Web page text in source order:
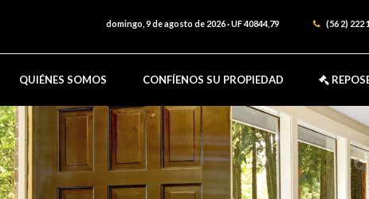
domingo, 9 de agosto de 2026·UF 40844,79 (56 2) 222
QUIÉNES SOMOS CONFÍENOS SU PROPIEDAD